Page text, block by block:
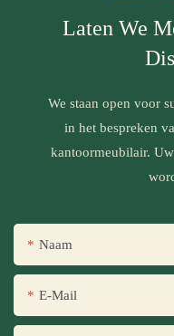
Laten We
We staan ​​open voor
in het bespreken
kantoormeubilair.
Naam
E-Mail